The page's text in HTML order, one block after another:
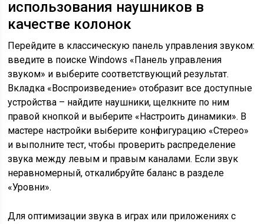
использования наушников в
качестве колонок
Перейдите в классическую панель управления звуком:
введите в поиске Windows «Панель управления
звуком» и выберите соответствующий результат.
Вкладка «Воспроизведение» отобразит все доступные
устройства – найдите наушники, щелкните по ним
правой кнопкой и выберите «Настроить динамики». В
мастере настройки выберите конфигурацию «Стерео»
и выполните тест, чтобы проверить распределение
звука между левым и правым каналами. Если звук
неравномерный, откалибруйте баланс в разделе
«Уровни».
Для оптимизации звука в играх или приложениях с